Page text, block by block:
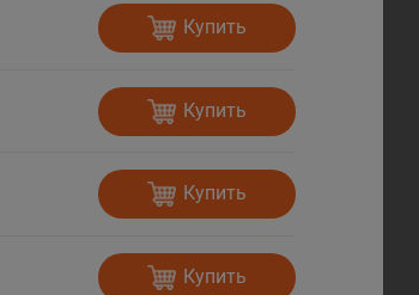
Купить
Купить
Купить
Купить